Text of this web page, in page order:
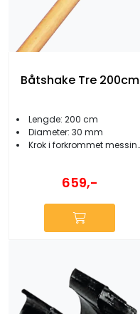
Båtshake Tre 200cm
Lengde: 200 cm
Diameter: 30 mm
Krok i forkrommet messing
659,-